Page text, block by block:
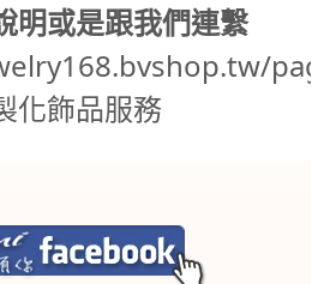
明或是跟我們連繫
化飾品服務